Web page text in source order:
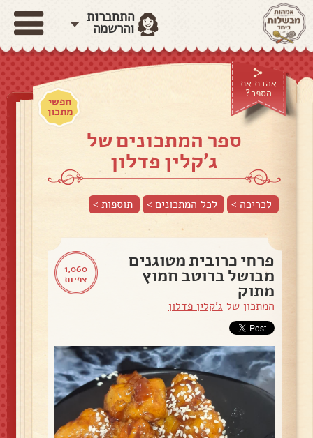
התחברות
והרשמה
אהבת את
הספר?
חפשי
מתכון
ספר המתכונים של
ג'קלין פדלון
לכריכה > לכל המתכונים > תוספות>
1,060
צפיות
פרחי כרובית מטוגנים
מבושל ברוטב חמוץ
מתוק
המתכון של ג'קלין פדלון